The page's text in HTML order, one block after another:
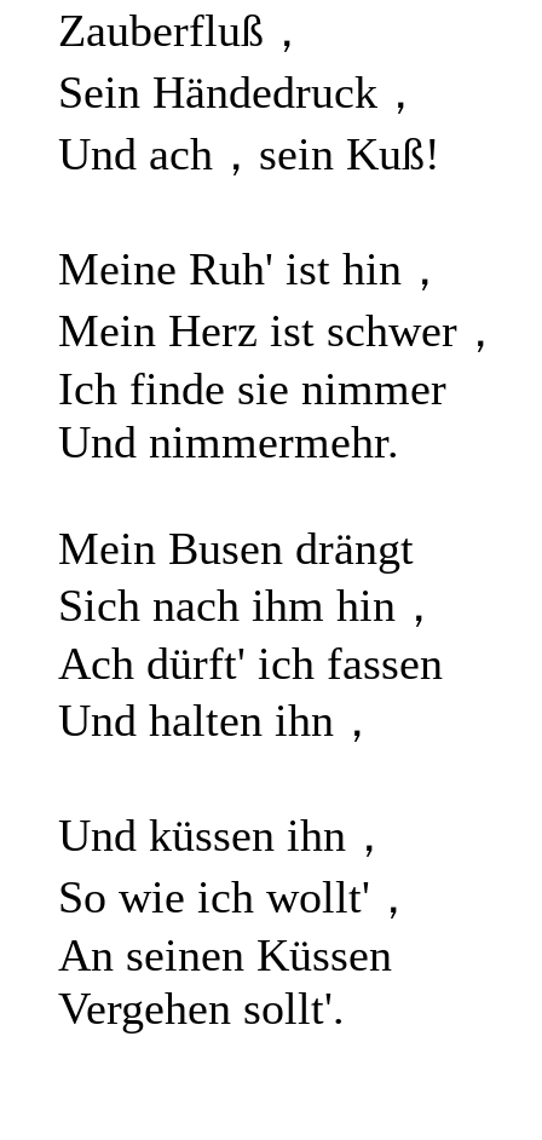
Zauberfluß，
Sein Händedruck，
Und ach，sein Kuß!
Meine Ruh' ist hin，
Mein Herz ist schwer，
Ich finde sie nimmer
Und nimmermehr.
Mein Busen drängt
Sich nach ihm hin，
Ach dürft' ich fassen
Und halten ihn，
Und küssen ihn，
So wie ich wollt'，
An seinen Küssen
Vergehen sollt'.